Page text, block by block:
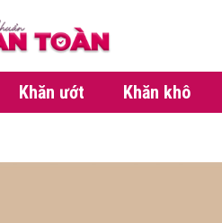
Khăn ướt Khăn khô